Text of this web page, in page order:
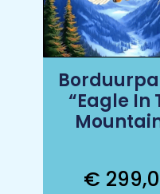
“Eagle In
€